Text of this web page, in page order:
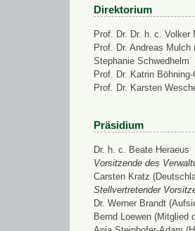
Direktorium
Prof. Dr. Dr. h. c. Volker
Prof. Dr. Andreas
Stephanie Schwedhelm
Prof. Dr. Katrin
Prof. Dr. Karsten
Präsidium
Dr. h. c. Beate Heraeus
Vorsitzende des
Carsten Kratz
Stellvertretender
Dr. Werner Brandt
Bernd Loewen (Mitglied